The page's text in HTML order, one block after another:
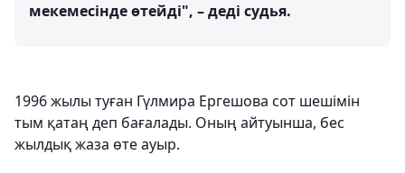
мекемесінде өтейді", – деді судья.
1996 жылы туған Гүлмира Ергешова сот шешімін
тым қатаң деп бағалады. Оның айтуынша, бес
жылдық жаза өте ауыр.